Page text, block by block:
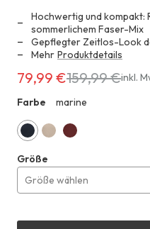
Hochwertig und kompakt:
sommerlichem Faser-Mix
Gepflegter Zeitlos-Look
Mehr Produktdetails
Erhältlich
79,99 €
anstatt
159,99 €
79,99 €159,99 €inkl.
Farbe
marine
Größe
Größe wählen